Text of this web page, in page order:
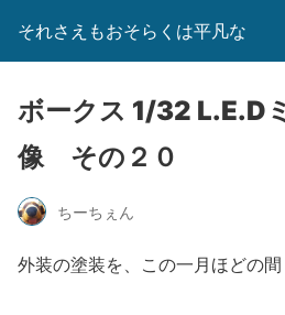
それさえもおそらくは平凡な
ボークス 1/32 L.E.D
像 その２０
ちーちぇん
外装の塗装を、この一月ほどの